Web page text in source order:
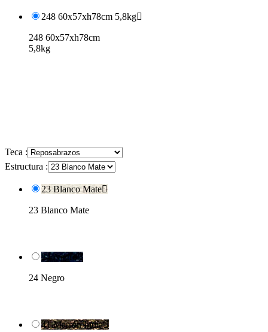
248 60x57xh78cm 5,8kg
248 60x57xh78cm
5,8kg
Teca :
Estructura :
23 Blanco Mate
23 Blanco Mate
24 Negro
24 Negro
41 Marrón India